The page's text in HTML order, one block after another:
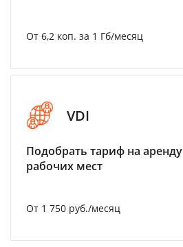
От 6,2 коп. за 1 Гб/месяц
VDI
Подобрать тариф на
рабочих мест
От 1 750 руб./месяц